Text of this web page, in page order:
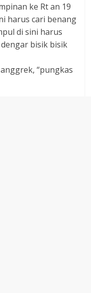
ke Rt an 19
harus cari benang
di sini harus
bisik bisik
“pungkas